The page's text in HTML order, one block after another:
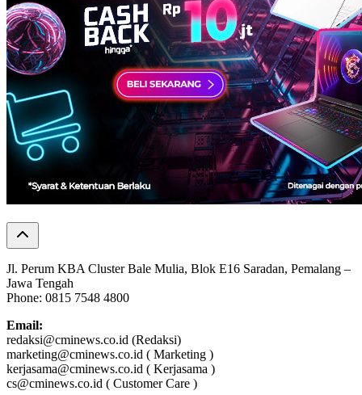
Jl. Perum KBA Cluster Bale Mulia, Blok E16 Saradan, Pemalang –
Jawa Tengah
Phone: 0815 7548 4800
Email:
redaksi@cminews.co.id (Redaksi)
marketing@cminews.co.id ( Marketing )
kerjasama@cminews.co.id ( Kerjasama )
cs@cminews.co.id ( Customer Care )